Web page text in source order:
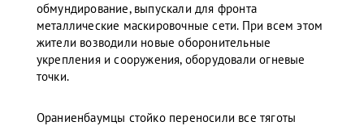
обмундирование, выпускали для фронта
металлические маскировочные сети. При всем этом
жители возводили новые оборонительные
укрепления и сооружения, оборудовали огневые
точки.
Ораниенбаумцы стойко переносили все тяготы